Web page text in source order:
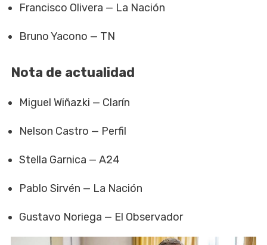
Francisco Olivera — La Nación
Bruno Yacono — TN
Nota de actualidad
Miguel Wiñazki — Clarín
Nelson Castro — Perfil
Stella Garnica — A24
Pablo Sirvén — La Nación
Gustavo Noriega — El Observador